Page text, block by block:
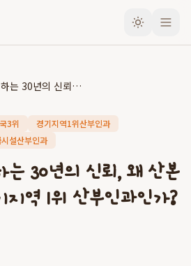
데이터가 증명하는 30년의 신뢰, 왜 산본제일병원이 경기지역 1위 산부인과인가?
3위
경기지역1위산부인과
설산부인과
는 30년의 신뢰, 왜 산본
지역 1위 산부인과인가?